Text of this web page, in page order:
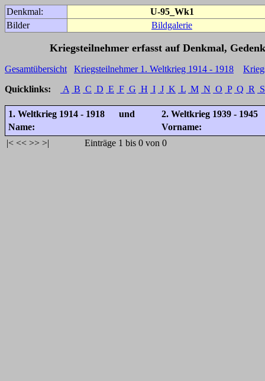
Denkmal:
U-95_Wk1
Bilder
Bildgalerie
Kriegsteilnehmer erfasst auf Denkmal,
Gesamtübersicht Kriegsteilnehmer 1. Weltkrieg 1914 - 1918
Quicklinks:
A B C D E F G H I J K L M N O P Q R S
1. Weltkrieg 1914 - 1918 und
2. Weltkrieg 1939 - 1945
Name:
Vorname:
|< << >> >| Einträge 1 bis 0 von 0